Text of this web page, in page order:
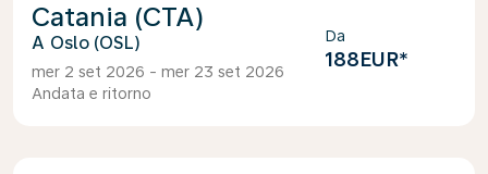
Catania (CTA)
Oslo (OSL)
mer 2 set 2026 - mer 23 set 2026
Andata e ritorno
Da
188EUR*